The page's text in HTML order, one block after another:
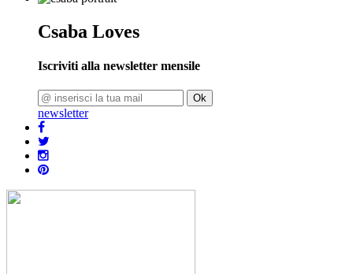
Csaba Loves
Iscriviti alla newsletter mensile
Ok
newsletter